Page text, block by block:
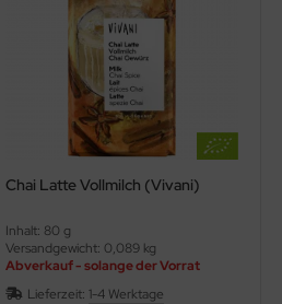
Chai Latte Vollmilch (Vivani)
Inhalt: 80 g
Versandgewicht: 0,089 kg
Abverkauf - solange der Vorrat
reicht
Lieferzeit:1-4 Werktage